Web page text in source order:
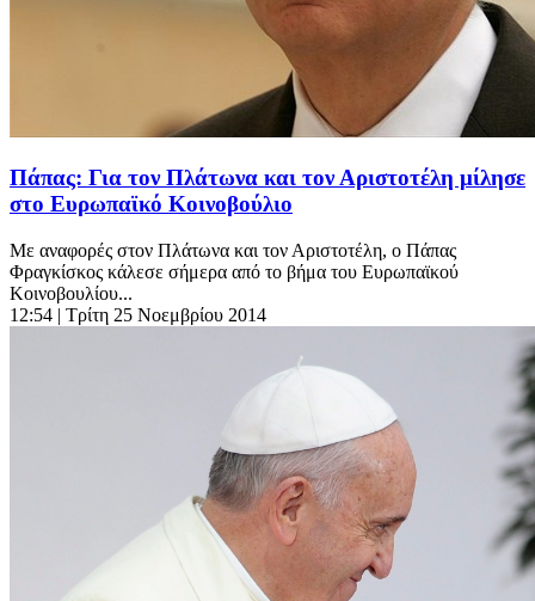
Πάπας: Για τον Πλάτωνα και τον Αριστοτέλη μίλησε
στο Ευρωπαϊκό Κοινοβούλιο
Με αναφορές στον Πλάτωνα και τον Αριστοτέλη, ο Πάπας
Φραγκίσκος κάλεσε σήμερα από το βήμα του Ευρωπαϊκού
Κοινοβουλίου...
12:54 | Τρίτη 25 Νοεμβρίου 2014